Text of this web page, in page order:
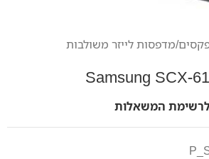
/מדפסות לייזר משולבות
המשאלות